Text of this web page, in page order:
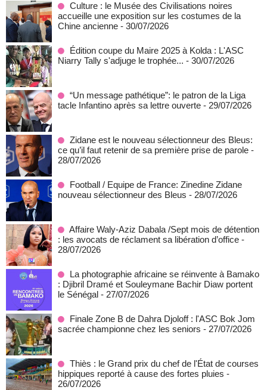
Culture : le Musée des Civilisations noires
accueille une exposition sur les costumes de la
Chine ancienne - 30/07/2026
Édition coupe du Maire 2025 à Kolda : L'ASC
Niarry Tally s'adjuge le trophée... - 30/07/2026
“Un message pathétique”: le patron de la Liga
tacle Infantino après sa lettre ouverte - 29/07/2026
Zidane est le nouveau sélectionneur des Bleus:
ce qu’il faut retenir de sa première prise de parole -
28/07/2026
Football / Equipe de France: Zinedine Zidane
nouveau sélectionneur des Bleus - 28/07/2026
Affaire Waly-Aziz Dabala /Sept mois de détention
: les avocats de réclament sa libération d’office -
28/07/2026
La photographie africaine se réinvente à Bamako
: Djibril Dramé et Souleymane Bachir Diaw portent
le Sénégal - 27/07/2026
Finale Zone B de Dahra Djoloff : l'ASC Bok Jom
sacrée championne chez les seniors - 27/07/2026
Thiès : le Grand prix du chef de l'État de courses
hippiques reporté à cause des fortes pluies -
26/07/2026